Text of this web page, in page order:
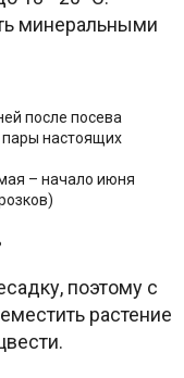
минеральными
после посева
пары настоящих
– начало июня
поэтому с
растение